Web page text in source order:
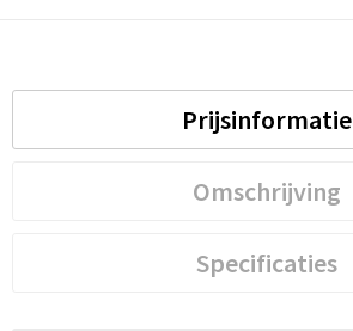
Prijsinformatie
Omschrijving
Specificaties